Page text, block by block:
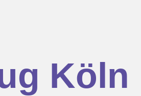
Köln